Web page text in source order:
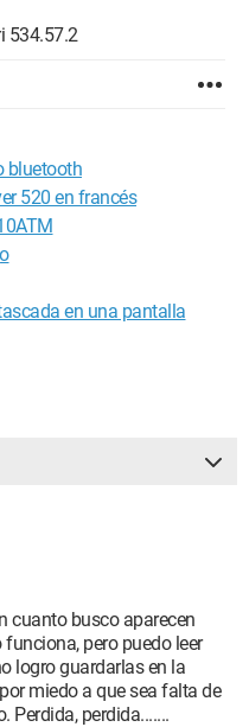
534.57.2
bluetooth
520 en francés
en una pantalla
cuanto busco aparecen
pero puedo leer
logro guardarlas en la
miedo a que sea falta de
Perdida, perdida.......